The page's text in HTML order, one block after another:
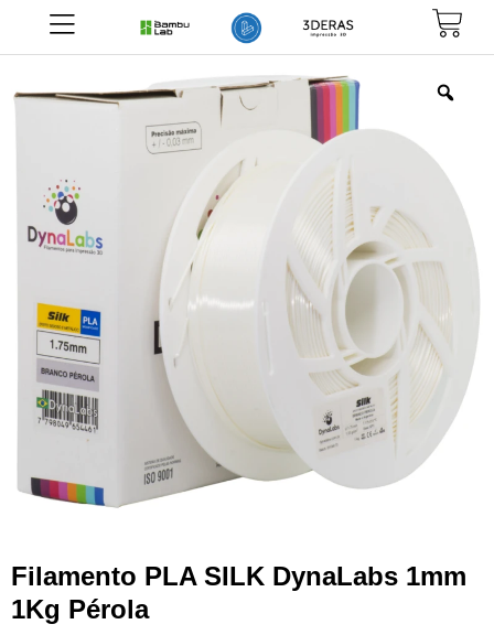
Filamento PLA SILK DynaLabs 1mm
1Kg Pérola